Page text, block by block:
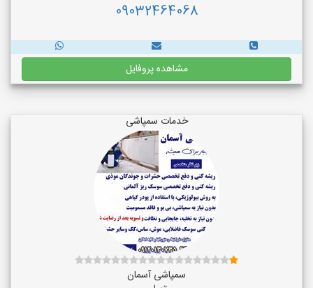
09032464068
مشاهده پروفایل
خدمات سمپاشی
سمپاشی آسمان